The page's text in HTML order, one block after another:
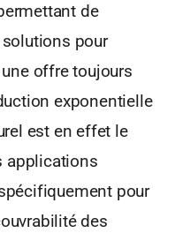
de
pour
offre toujours
exponentielle
est en effet le
applications
pour
des